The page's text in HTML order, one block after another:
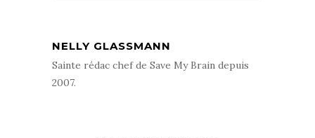
NELLY GLASSMANN
Sainte rédac chef de Save My Brain depuis
2007.